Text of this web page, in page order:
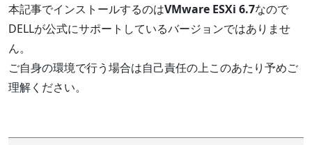
本記事でインストールするのはVMware ESXi 6.7なので
DELLが公式にサポートしているバージョンではありませ
ん。
ご自身の環境で行う場合は自己責任の上このあたり予めご
理解ください。